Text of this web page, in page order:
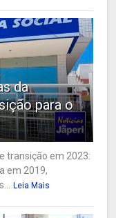
da
para o
transição em 2023:
em 2019,
Leia Mais